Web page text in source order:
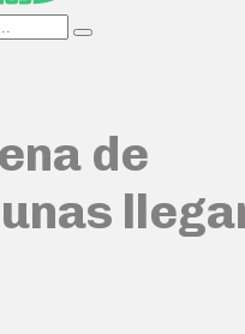
Search
de